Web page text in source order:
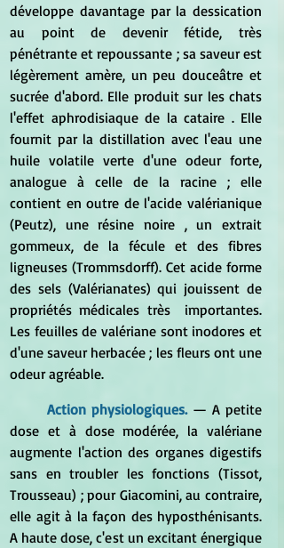
développe davantage par la dessication
au point de devenir fétide, très
pénétrante et repoussante ; sa saveur est
légèrement amère, un peu douceâtre et
sucrée d'abord. Elle produit sur les chats
l'effet aphrodisiaque de la cataire . Elle
fournit par la distillation avec l'eau une
huile volatile verte d'une odeur forte,
analogue à celle de la racine ; elle
contient en outre de l'acide valérianique
(Peutz), une résine noire , un extrait
gommeux, de la fécule et des fibres
ligneuses (Trommsdorff). Cet acide forme
des sels (Valérianates) qui jouissent de
propriétés médicales très  importantes.
Les feuilles de valériane sont inodores et
d'une saveur herbacée ; les fleurs ont une
odeur agréable.
Action physiologiques. — A petite
dose et à dose modérée, la valériane
augmente l'action des organes digestifs
sans en troubler les fonctions (Tissot,
Trousseau) ; pour Giacomini, au contraire,
elle agit à la façon des hyposthénisants.
A haute dose, c'est un excitant énergique